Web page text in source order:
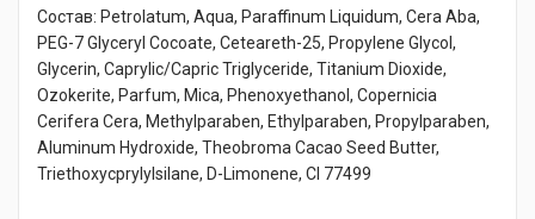
Состав: Petrolatum, Aqua, Paraffinum Liquidum, Cera Aba,
PEG-7 Glyceryl Cocoate, Ceteareth-25, Propylene Glycol,
Glycerin, Caprylic/Capric Triglyceride, Titanium Dioxide,
Ozokerite, Parfum, Mica, Phenoxyethanol, Copernicia
Cerifera Cera, Methylparaben, Ethylparaben, Propylparaben,
Aluminum Hydroxide, Theobroma Cacao Seed Butter,
Triethoxycprylylsilane, D-Limonene, CI 77499